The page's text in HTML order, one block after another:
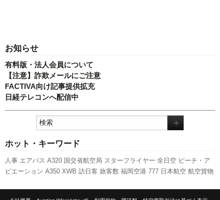
お知らせ
有料版・法人会員について
【注意】詐欺メールにご注意
FACTIVA向け記事提供拡充
日経テレコンへ配信中
ホット・キーワード
人事 エアバス A320 国交省航空局 スターフライヤー 全日空 ピーチ・ア
ビエーション A350 XWB 訪日客 旅客数 福岡空港 777 日本航空 航空貨物